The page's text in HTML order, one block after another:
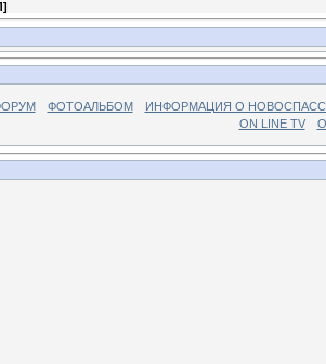
]
ФОТОАЛЬБОМ
ИНФОРМАЦИЯ О
ON LINE TV